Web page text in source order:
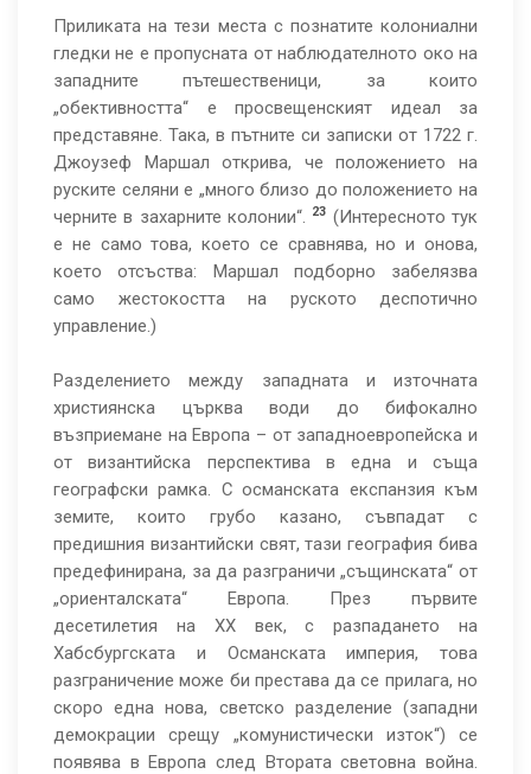
Приликата на тези места с познатите колониални
гледки не е пропусната от наблюдателното око на
западните пътешественици, за които
„обективността“ е просвещенският идеал за
представяне. Така, в пътните си записки от 1722 г.
Джоузеф Маршал открива, че положението на
руските селяни е „много близо до положението на
черните в захарните колонии“. 23 (Интересното тук
е не само това, което се сравнява, но и онова,
което отсъства: Маршал подборно забелязва
само жестокостта на руското деспотично
управление.)
Разделението между западната и източната
християнска църква води до бифокално
възприемане на Европа – от западноевропейска и
от византийска перспектива в една и съща
географски рамка. С османската експанзия към
земите, които грубо казано, съвпадат с
предишния византийски свят, тази география бива
предефинирана, за да разграничи „същинската“ от
„ориенталската“ Европа. През първите
десетилетия на ХХ век, с разпадането на
Хабсбургската и Османската империя, това
разграничение може би престава да се прилага, но
скоро една нова, светско разделение (западни
демокрации срещу „комунистически изток“) се
появява в Европа след Втората световна война.